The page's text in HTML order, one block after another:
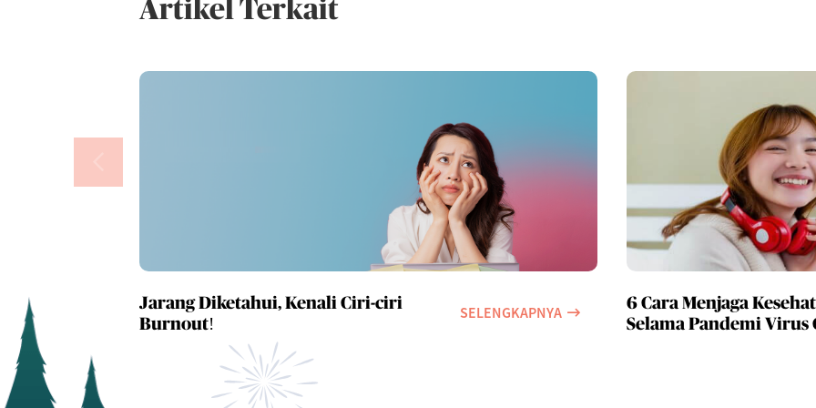
Artikel Terkait
Jarang Diketahui, Kenali Ciri-ciri
Burnout!
SELENGKAPNYA
6 Cara Menjaga
Selama Pandemi Virus